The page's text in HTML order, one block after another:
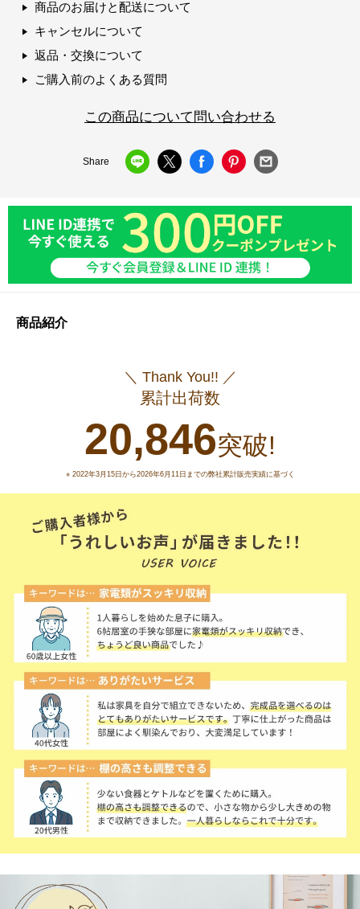
商品のお届けと配送について
キャンセルについて
返品・交換について
ご購入前のよくある質問
この商品について問い合わせる
Share
商品紹介
＼ Thank You!! ／
累計出荷数
20,846突破!
※ 2022年3月15日から2026年6月11日までの弊社累計販売実績に基づく